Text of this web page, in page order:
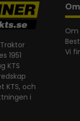
1951
KTS
KTS, och
i
Om
Vi